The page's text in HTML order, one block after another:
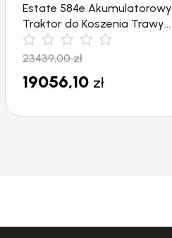
Estate 584e Akumulatorowy
Traktor do Koszenia Trawy
(84cm, 4000m²) Stiga
23439,00zł
19056,10 zł